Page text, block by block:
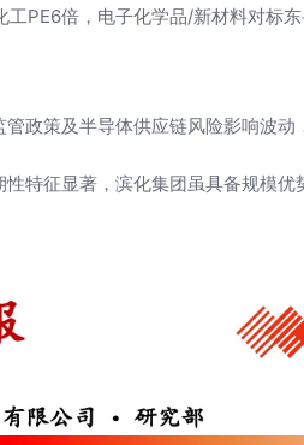
PE6倍，电子化学品/新材料对标
管政策及半导体供应链风险影响波
性特征显著，滨化集团虽具备规模
日，港股三大指数集体上涨。其中，
IPO点评 分板块看，短视频概念
涨4.82%，美团-W3690.HK涨
背景下，监管供应不再是左右开发商
，中国旺旺151.HK涨4.32%，中国飞鹤